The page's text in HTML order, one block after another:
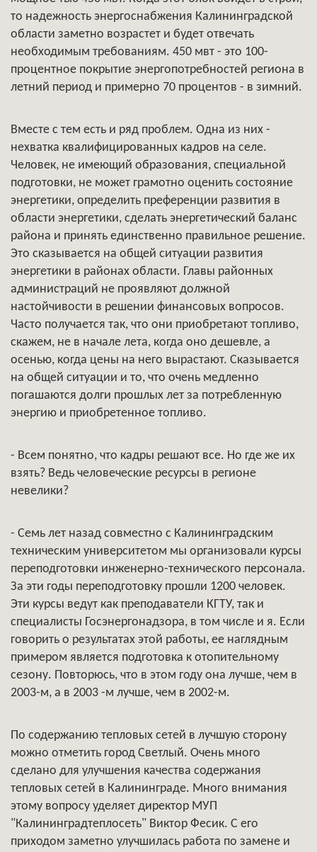
то надежность энергоснабжения Калининградской
области заметно возрастет и будет отвечать
необходимым требованиям. 450 мвт - это 100-
процентное покрытие энергопотребностей региона в
летний период и примерно 70 процентов - в зимний.
Вместе с тем есть и ряд проблем. Одна из них -
нехватка квалифицированных кадров на селе.
Человек, не имеющий образования, специальной
подготовки, не может грамотно оценить состояние
энергетики, определить преференции развития в
области энергетики, сделать энергетический баланс
района и принять единственно правильное решение.
Это сказывается на общей ситуации развития
энергетики в районах области. Главы районных
администраций не проявляют должной
настойчивости в решении финансовых вопросов.
Часто получается так, что они приобретают топливо,
скажем, не в начале лета, когда оно дешевле, а
осенью, когда цены на него вырастают. Сказывается
на общей ситуации и то, что очень медленно
погашаются долги прошлых лет за потребленную
энергию и приобретенное топливо.
- Всем понятно, что кадры решают все. Но где же их
взять? Ведь человеческие ресурсы в регионе
невелики?
- Семь лет назад совместно с Калининградским
техническим университетом мы организовали курсы
переподготовки инженерно-технического персонала.
За эти годы переподготовку прошли 1200 человек.
Эти курсы ведут как преподаватели КГТУ, так и
специалисты Госэнергонадзора, в том числе и я. Если
говорить о результатах этой работы, ее наглядным
примером является подготовка к отопительному
сезону. Повторюсь, что в этом году она лучше, чем в
2003-м, а в 2003 -м лучше, чем в 2002-м.
По содержанию тепловых сетей в лучшую сторону
можно отметить город Светлый. Очень много
сделано для улучшения качества содержания
тепловых сетей в Калининграде. Много внимания
этому вопросу уделяет директор МУП
"Калининградтеплосеть" Виктор Фесик. С его
приходом заметно улучшилась работа по замене и